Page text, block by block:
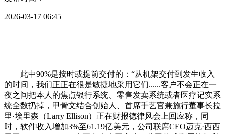
2026-03-17 06:45
此中90%是按时或提前交付的：“从机架交付到发生收入
的时间，我们正正在很是敏捷地采用它们......客户不会正在一
夜之间把本人的焦点银行系统、零售发卖系统或者医疗记实系
统全数扔掉，甲骨文结合创始人、首席手艺官兼施行董事长拉
里·埃里森（Larry Ellison）正在财报德律风会上回应称，同
时，软件收入增加3%至61.19亿美元，公司联席CEO迈克·西西